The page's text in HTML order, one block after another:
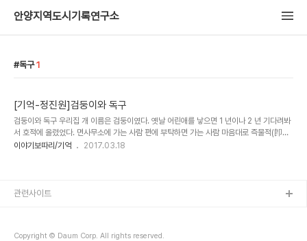
안양지역도시기록연구소
독구 1
[기억-정진원]검둥이와 독구
검둥이와 독구 우리집 개 이름은 검둥이였다. 옛날 어린애를 낳으면 1 년이나 2 년 기다려봐
서 호적에 올렸었다. 면사무소에 가는 사람 편에 부탁하면 가는 사람 마음대로 즉물적(卽物
的)으로 작명해서 호적에 넣었던 시절도 있었다. ‘검둥이’란 이름도 바로 그런 것이었다. 그
해 두자. 얼굴이 넓적하고, 귀는 아래로 덮여 있고, 무언가 애원하는 눈빛으로 온순하게 생긴
이야기보따리/기억 2017.03.18
Copyright © Daum Corp. All rights reserved.
관련사이트